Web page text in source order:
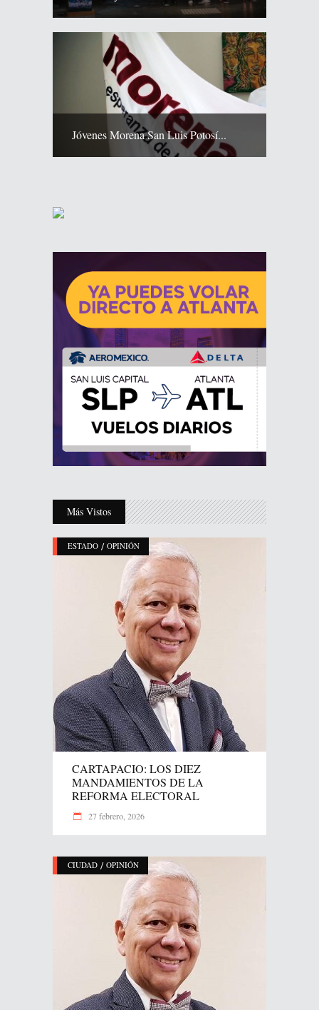
Jóvenes Morena San Luis Potosí...
Más Vistos
ESTADO / OPINIÓN
CARTAPACIO: LOS DIEZ
MANDAMIENTOS DE LA
REFORMA ELECTORAL
27 febrero, 2026
CIUDAD / OPINIÓN